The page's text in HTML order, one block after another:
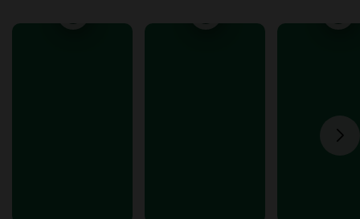
Episodios
Continúan audiencias en caso de